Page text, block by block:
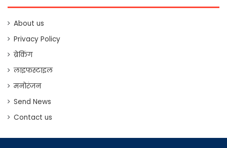
About us
Privacy Policy
ब्रेकिंग
लाइफस्टाइल
मनोरंजन
Send News
Contact us